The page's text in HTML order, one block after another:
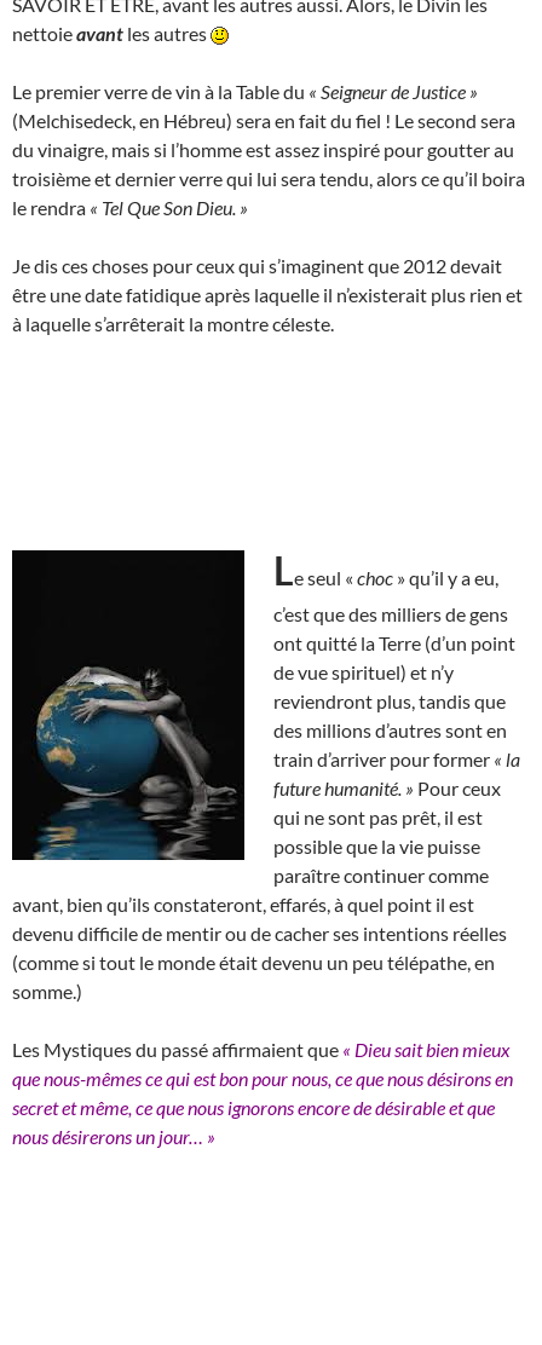
nettoieavant les autres
Le premier verre de vin à la Table du « Seigneur de Justice »
(Melchisedeck, en Hébreu) sera en fait du fiel ! Le second sera
du vinaigre, mais si l’homme est assez inspiré pour goutter au
troisième et dernier verre qui lui sera tendu, alors ce qu’il boira
le rendra « Tel Que Son Dieu. »
Je dis ces choses pour ceux qui s’imaginent que 2012 devait
être une date fatidique après laquelle il n’existerait plus rien et
à laquelle s’arrêterait la montre céleste.
Le seul « choc » qu’il y a eu,
c’est que des milliers de gens
ont quitté la Terre (d’un point
de vue spirituel) et n’y
reviendront plus, tandis que
des millions d’autres sont en
train d’arriver pour former « la
future humanité. » Pour ceux
qui ne sont pas prêt, il est
possible que la vie puisse
paraître continuer comme
avant, bien qu’ils constateront, effarés, à quel point il est
devenu difficile de mentir ou de cacher ses intentions réelles
(comme si tout le monde était devenu un peu télépathe, en
somme.)
Les Mystiques du passé affirmaient que « Dieu sait bien mieux
que nous-mêmes ce qui est bon pour nous, ce que nous désirons en
secret et même, ce que nous ignorons encore de désirable et que
nous désirerons un jour… »